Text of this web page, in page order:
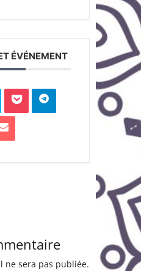
ÉVÉNEMENT
ne sera pas publiée.